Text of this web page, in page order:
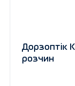
Дорзоптік
розчин